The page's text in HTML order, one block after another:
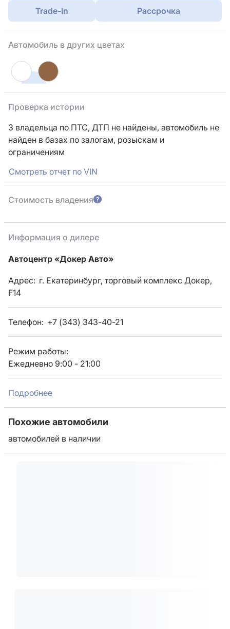
Trade-In Рассрочка
Автомобиль в других цветах
Проверка истории
3 владельца по ПТС, ДТП не найдены, автомобиль не
найден в базах по залогам, розыскам и
ограничениям
Смотреть отчет по VIN
Стоимость владения
Информация о дилере
Автоцентр «Докер Авто»
Адрес: г. Екатеринбург, торговый комплекс Докер,
F14
Телефон: +7 (343) 343-40-21
Режим работы:
Ежедневно 9:00 - 21:00
Подробнее
Похожие автомобили
автомобилей в наличии